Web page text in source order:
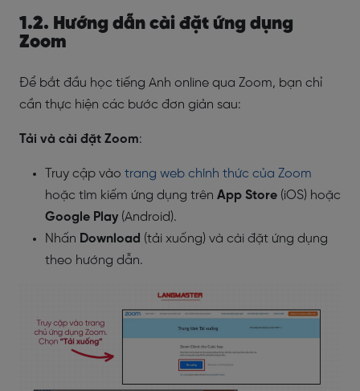
1.2. Hướng dẫn cài đặt ứng dụng
Zoom
Để bắt đầu học tiếng Anh online qua Zoom, bạn chỉ
cần thực hiện các bước đơn giản sau:
Tải và cài đặt Zoom:
Truy cập vào trang web chính thức của Zoom
hoặc tìm kiếm ứng dụng trên App Store (iOS) hoặc
Google Play (Android).
Nhấn Download (tải xuống) và cài đặt ứng dụng
theo hướng dẫn.